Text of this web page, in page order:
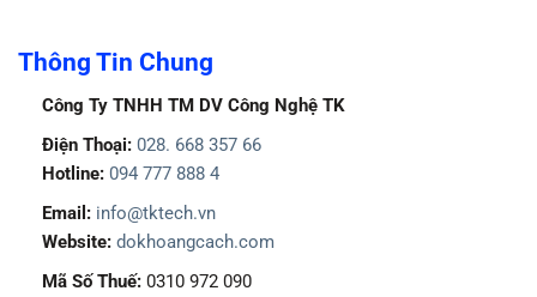
Thông Tin Chung
Công Ty TNHH TM DV Công Nghệ TK
Điện Thoại:028. 668 357 66
Hotline:094 777 888 4
Email:info@tktech.vn
Website: dokhoangcach.com
Mã Số Thuế: 0310 972 090